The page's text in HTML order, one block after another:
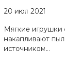
20 июл 2021
Мягкие игрушки
накапливают
источником...